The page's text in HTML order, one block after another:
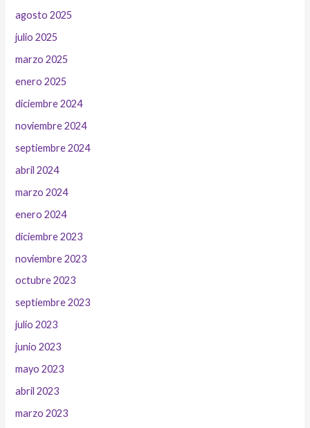
agosto 2025
julio 2025
marzo 2025
enero 2025
diciembre 2024
noviembre 2024
septiembre 2024
abril 2024
marzo 2024
enero 2024
diciembre 2023
noviembre 2023
octubre 2023
septiembre 2023
julio 2023
junio 2023
mayo 2023
abril 2023
marzo 2023